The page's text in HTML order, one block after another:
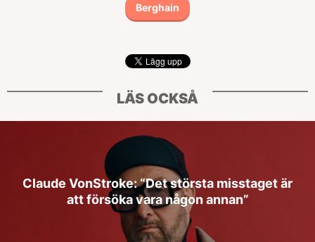
Berghain
LÄS OCKSÅ
Claude VonStroke: “Det största misstaget är
att försöka vara någon annan”